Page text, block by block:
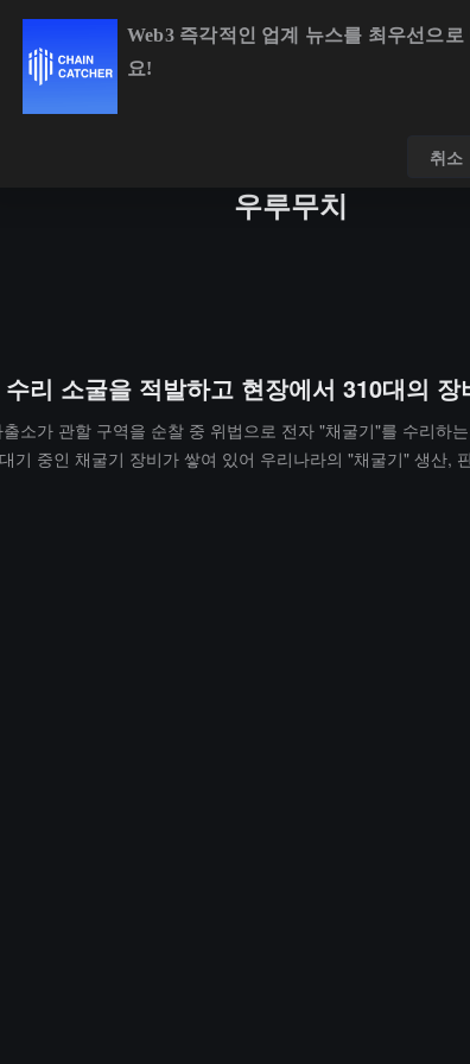
우루무치
리 소굴을 적발하고 현장에서 310대의
소가 관할 구역을 순찰 중 위법으로 전자 "채굴기"를 수리하
기 중인 채굴기 장비가 쌓여 있어 우리나라의 "채굴기" 생산
되었으며, 관련 증거가 확보되었고, 당사자는 즉시 위법 행
Web3 즉각적인 업계 뉴스를 최우선으로
요!
취소